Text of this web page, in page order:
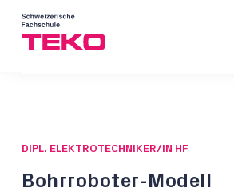
DIPL. ELEKTROTECHNIKER/IN HF
Bohrroboter-Modell